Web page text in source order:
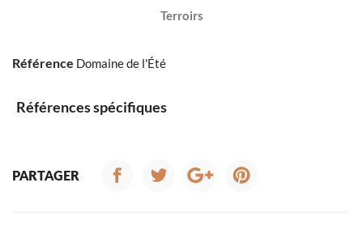
Terroirs
Référence Domaine de l'Été
Références spécifiques
PARTAGER